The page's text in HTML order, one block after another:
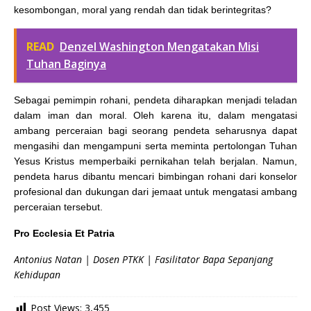
kesombongan, moral yang rendah dan tidak berintegritas?
READ Denzel Washington Mengatakan Misi
Tuhan Baginya
Sebagai pemimpin rohani, pendeta diharapkan menjadi teladan
dalam iman dan moral. Oleh karena itu, dalam mengatasi
ambang perceraian bagi seorang pendeta seharusnya dapat
mengasihi dan mengampuni serta meminta pertolongan Tuhan
Yesus Kristus memperbaiki pernikahan telah berjalan. Namun,
pendeta harus dibantu mencari bimbingan rohani dari konselor
profesional dan dukungan dari jemaat untuk mengatasi ambang
perceraian tersebut.
Pro Ecclesia Et Patria
Antonius Natan | Dosen PTKK | Fasilitator Bapa Sepanjang
Kehidupan
Post Views: 3,455